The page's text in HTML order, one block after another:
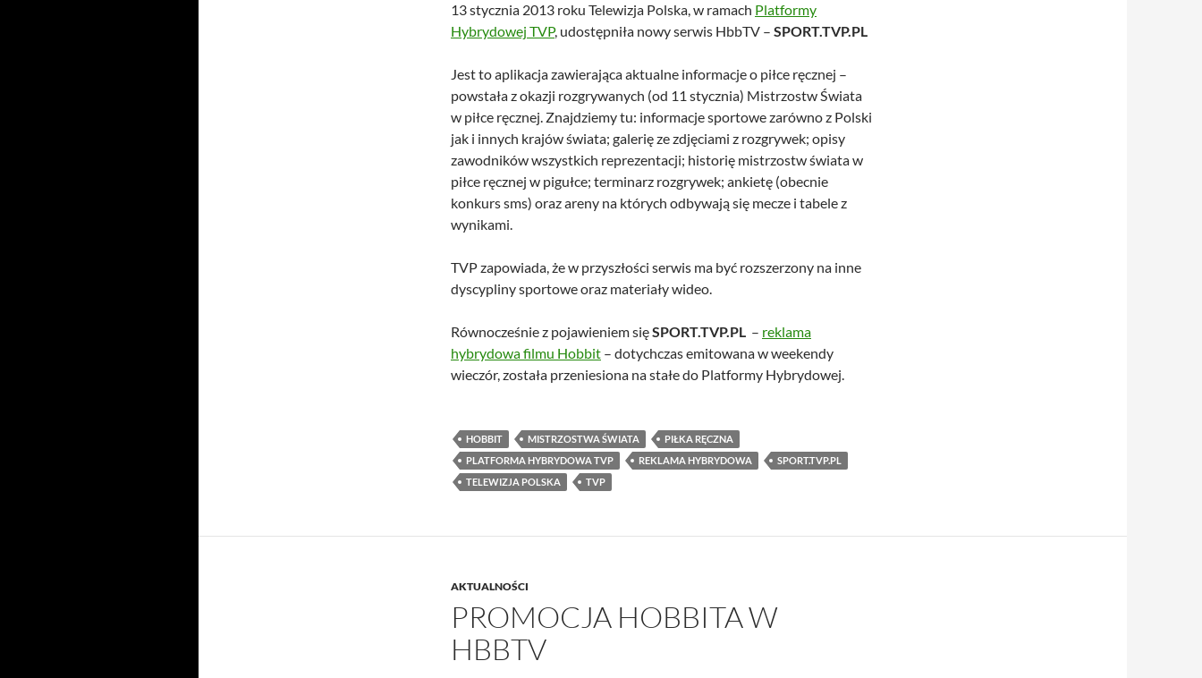
13 stycznia 2013 roku Telewizja Polska, w ramach Platformy
Hybrydowej TVP, udostępniła nowy serwis HbbTV – SPORT.TVP.PL
Jest to aplikacja zawierająca aktualne informacje o piłce ręcznej –
powstała z okazji rozgrywanych (od 11 stycznia) Mistrzostw Świata
w piłce ręcznej. Znajdziemy tu: informacje sportowe zarówno z Polski
jak i innych krajów świata; galerię ze zdjęciami z rozgrywek; opisy
zawodników wszystkich reprezentacji; historię mistrzostw świata w
piłce ręcznej w pigułce; terminarz rozgrywek; ankietę (obecnie
konkurs sms) oraz areny na których odbywają się mecze i tabele z
wynikami.
TVP zapowiada, że w przyszłości serwis ma być rozszerzony na inne
dyscypliny sportowe oraz materiały wideo.
Równocześnie z pojawieniem sięSPORT.TVP.PL – reklama
hybrydowa filmu Hobbit – dotychczas emitowana w weekendy
wieczór, została przeniesiona na stałe do Platformy Hybrydowej.
HOBBIT MISTRZOSTWA ŚWIATA
PIŁKA RĘCZNA
PLATFORMA HYBRYDOWA TVP
REKLAMA HYBRYDOWA
SPORT.TVP.PL
TELEWIZJA POLSKA
TVP
AKTUALNOŚCI
PROMOCJA HOBBITA W
HBBTV